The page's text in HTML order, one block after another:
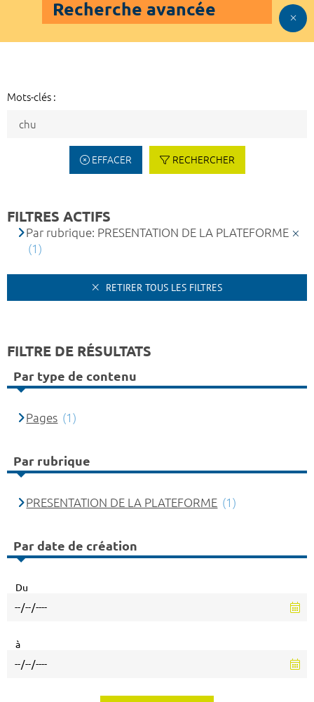
Recherche avancée
Mots-clés :
EFFACER RECHERCHER
FILTRES ACTIFS
Par rubrique: PRESENTATION DE LA PLATEFORME
(1)
RETIRER TOUS LES FILTRES
FILTRE DE RÉSULTATS
Par type de contenu
Pages (1)
Par rubrique
PRESENTATION DE LA PLATEFORME (1)
Par date de création
Du
à